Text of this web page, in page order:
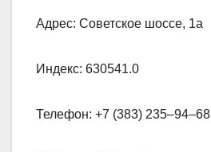
Адрес: Советское шоссе, 1а
Индекс: 630541.0
Телефон: +7 (383) 235‒94‒68